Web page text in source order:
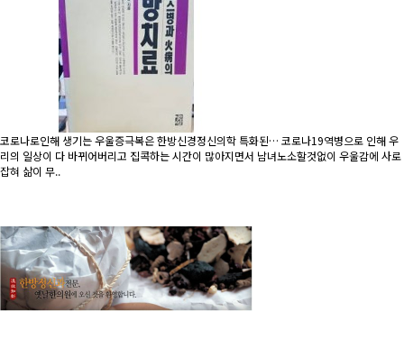
코로나로인해 생기는 우울증극복은 한방신경정신의학 특화된… 코로나19역병으로 인해 우
리의 일상이 다 바뀌어버리고 집콕하는 시간이 많아지면서 남녀노소할것없이 우울감에 사로
잡혀 삶이 무..